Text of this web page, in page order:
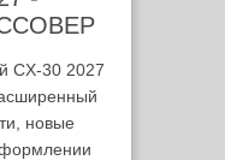
CX-30 2027
новые